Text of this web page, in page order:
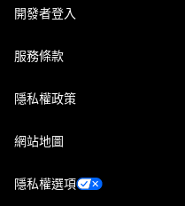
開發者登入
服務條款
隱私權政策
網站地圖
隱私權選項